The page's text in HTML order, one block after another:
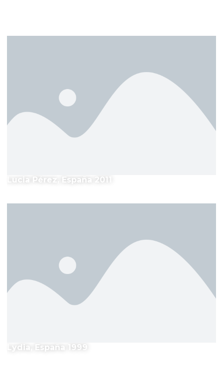
Lucia Pérez, España 2011
Lydia, España 1999